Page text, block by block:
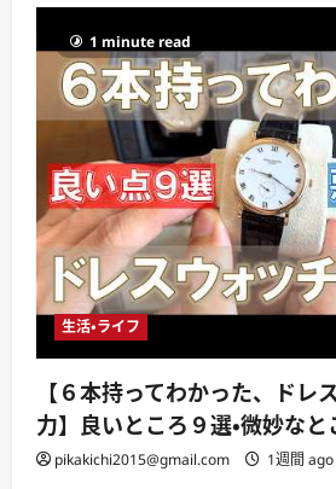
1 minute read
生活・ライフ
【６本持ってわかった、ドレ
力】良いところ９選・微妙なと
pikakichi2015@gmail.com 1週間 ago